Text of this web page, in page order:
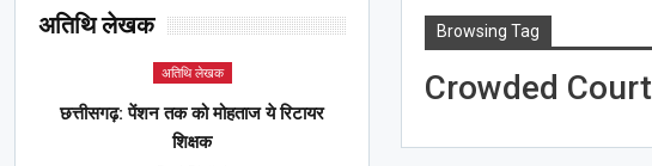
Browsing Tag
Crowded Court
अतिथि लेखक
अतिथि लेखक
छत्तीसगढ़: पेंशन तक को मोहताज ये रिटायर
शिक्षक